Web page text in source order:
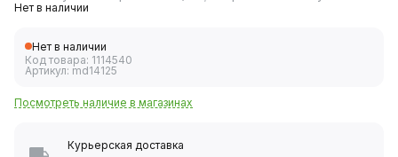
Нет в наличии
Нет в наличии
Код товара: 1114540
Артикул: md14125
Посмотреть наличие в магазинах
Курьерская доставка